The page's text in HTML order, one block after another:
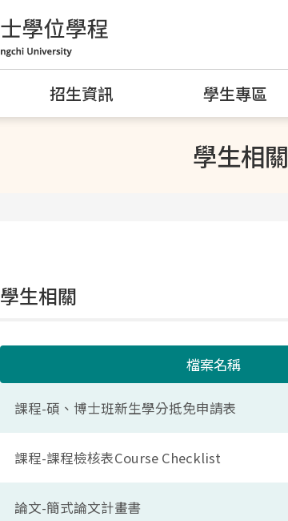
招生資訊 學生專區
學生相關
學生相關
檔案名稱
課程-碩、博士班新生學分抵免申請表
課程-課程檢核表Course Checklist
論文-簡式論文計畫書